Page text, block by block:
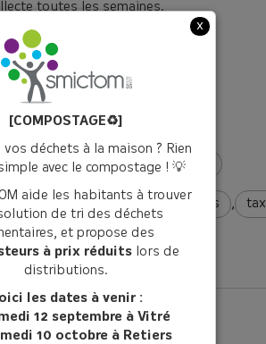
x
[COMPOSTAGE♻️]
vos déchets à la maison ? Rien
avec le compostage ! 💡
aide les habitants à trouver
de tri des déchets
et propose des
à prix réduits lors de
distributions.
les dates à venir :
12 septembre à Vitré
10 octobre à Retiers
toutes les semaines.
à chaque fois que vous ne le faites
une levée !
surla grille tarifaire.
La taxe incitative Les finances
poids ,